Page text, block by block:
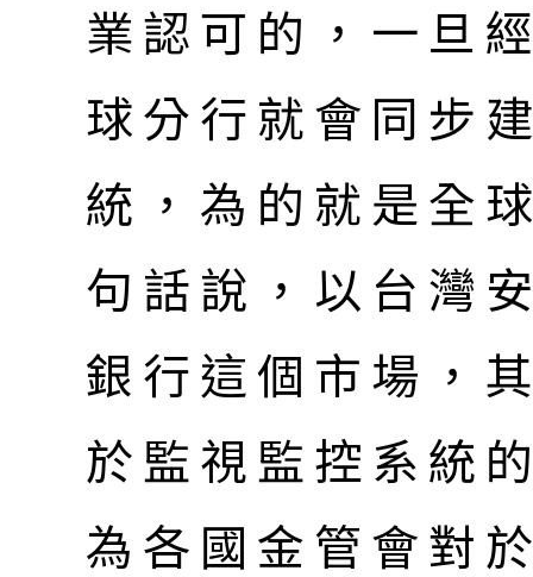
業認可的，一旦
球分行就會同步
統，為的就是全
句話說，以台灣
銀行這個市場，
於監視監控系統
為各國金管會對